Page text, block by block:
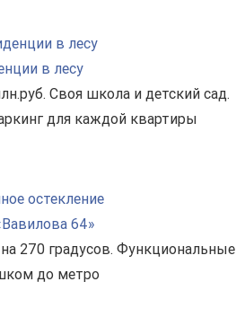
в лесу
Своя школа и детский сад.
для каждой квартиры
64»
270 градусов. Функциональные
до метро